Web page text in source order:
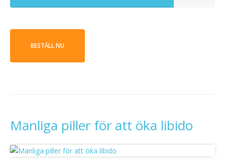
BESTÄLL NU
Manliga piller för att öka libido